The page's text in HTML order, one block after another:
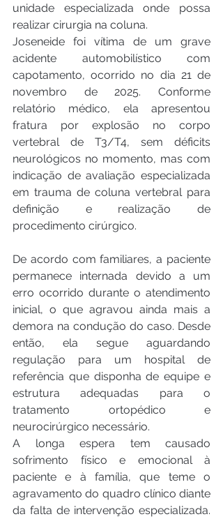
unidade especializada onde possa
realizar cirurgia na coluna.
Joseneide foi vítima de um grave
acidente automobilístico com
capotamento, ocorrido no dia 21 de
novembro de 2025. Conforme
relatório médico, ela apresentou
fratura por explosão no corpo
vertebral de T3/T4, sem déficits
neurológicos no momento, mas com
indicação de avaliação especializada
em trauma de coluna vertebral para
definição e realização de
procedimento cirúrgico.
De acordo com familiares, a paciente
permanece internada devido a um
erro ocorrido durante o atendimento
inicial, o que agravou ainda mais a
demora na condução do caso. Desde
então, ela segue aguardando
regulação para um hospital de
referência que disponha de equipe e
estrutura adequadas para o
tratamento ortopédico e
neurocirúrgico necessário.
A longa espera tem causado
sofrimento físico e emocional à
paciente e à família, que teme o
agravamento do quadro clínico diante
da falta de intervenção especializada.